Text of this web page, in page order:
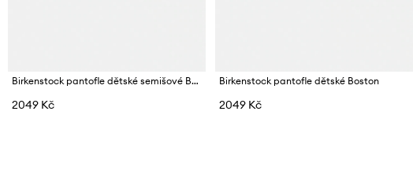
Birkenstock pantofle dětské semišové Boston
2049 Kč
Birkenstock pantofle dětské Boston
2049 Kč